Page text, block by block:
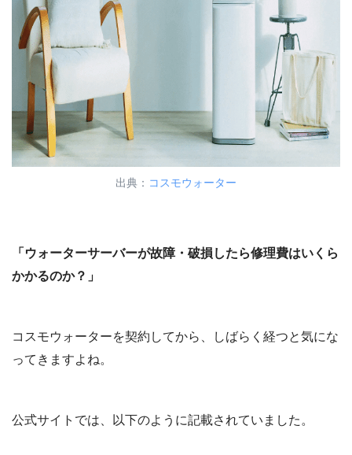
出典： コスモウォーター
「ウォーターサーバーが故障・破損したら修理費はいくら
かかるのか？」
コスモウォーターを契約してから、しばらく経つと気にな
ってきますよね。
公式サイトでは、以下のように記載されていました。